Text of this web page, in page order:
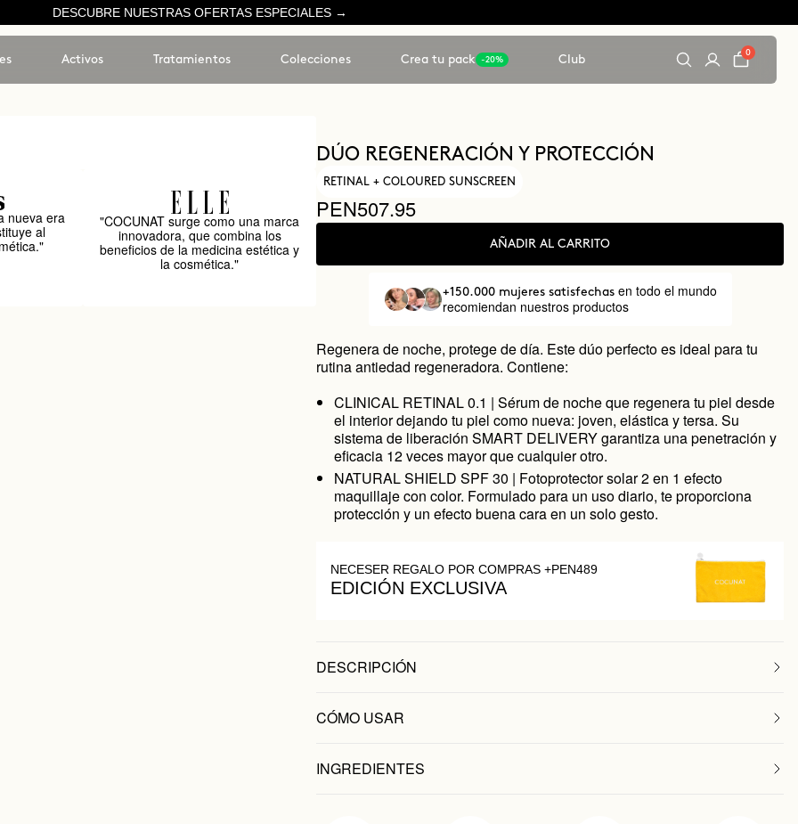
DESCUBRE NUESTRAS OFERTAS ESPECIALES →
Activos Tratamientos Colecciones Crea tu pack -20% Club
0
nueva era
al
"COCUNAT surge como una marca
innovadora, que combina los
beneficios de la medicina estética y
la cosmética."
DÚO REGENERACIÓN Y PROTECCIÓN
RETINAL + COLOURED SUNSCREEN
PEN507.95
AÑADIR AL CARRITO
+150.000 mujeres satisfechas en todo el mundo
recomiendan nuestros productos
Regenera de noche, protege de día. Este dúo perfecto es ideal para tu
rutina antiedad regeneradora. Contiene:
CLINICAL RETINAL 0.1 | Sérum de noche que regenera tu piel desde
el interior dejando tu piel como nueva: joven, elástica y tersa. Su
sistema de liberación SMART DELIVERY garantiza una penetración y
eficacia 12 veces mayor que cualquier otro.
NATURAL SHIELD SPF 30 | Fotoprotector solar 2 en 1 efecto
maquillaje con color. Formulado para un uso diario, te proporciona
protección y un efecto buena cara en un solo gesto.
NECESER REGALO POR COMPRAS +PEN489
EDICIÓN EXCLUSIVA
DESCRIPCIÓN
CÓMO USAR
INGREDIENTES